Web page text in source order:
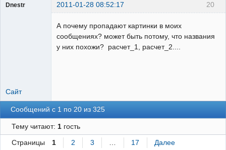
20
Dnestr 2011-01-28 08:52:17
А почему пропадают картинки в моих
сообщениях? может быть потому, что названия
у них похожи? расчет_1, расчет_2....
Сайт
Сообщений с 1 по 20 из 325
Тему читают: 1гость
Страницы 1 2 3 17
Далее